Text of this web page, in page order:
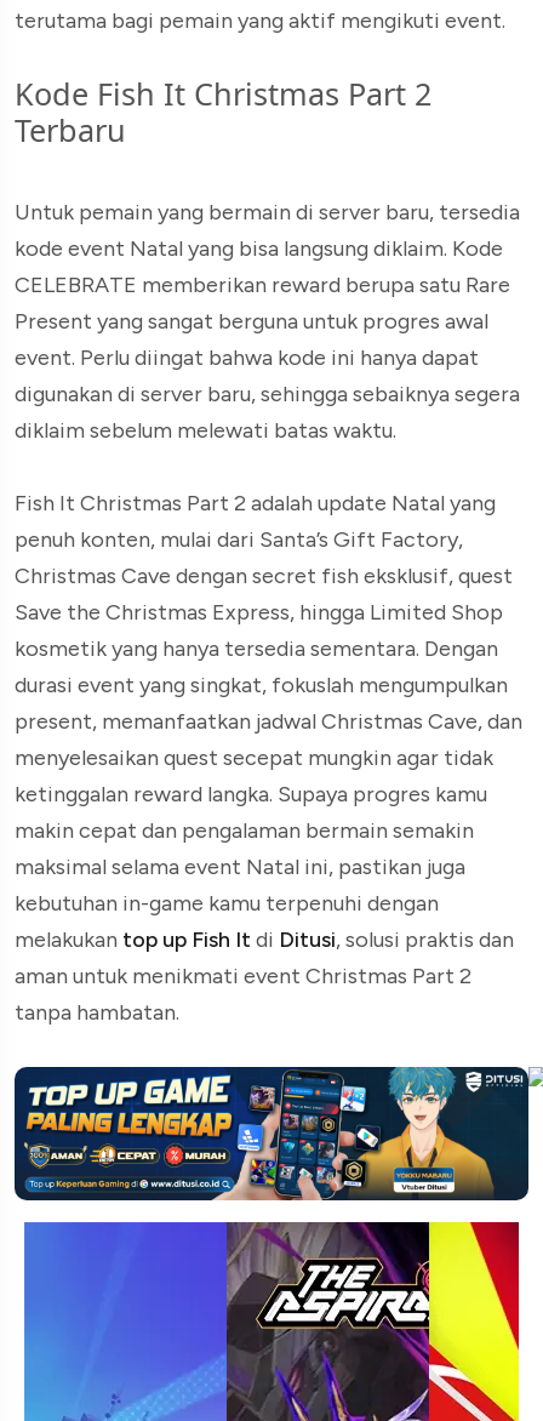
terutama bagi pemain yang aktif mengikuti event.
Kode Fish It Christmas Part 2
Terbaru
Untuk pemain yang bermain di server baru, tersedia
kode event Natal yang bisa langsung diklaim. Kode
CELEBRATE memberikan reward berupa satu Rare
Present yang sangat berguna untuk progres awal
event. Perlu diingat bahwa kode ini hanya dapat
digunakan di server baru, sehingga sebaiknya segera
diklaim sebelum melewati batas waktu.
Fish It Christmas Part 2 adalah update Natal yang
penuh konten, mulai dari Santa’s Gift Factory,
Christmas Cave dengan secret fish eksklusif, quest
Save the Christmas Express, hingga Limited Shop
kosmetik yang hanya tersedia sementara. Dengan
durasi event yang singkat, fokuslah mengumpulkan
present, memanfaatkan jadwal Christmas Cave, dan
menyelesaikan quest secepat mungkin agar tidak
ketinggalan reward langka. Supaya progres kamu
makin cepat dan pengalaman bermain semakin
maksimal selama event Natal ini, pastikan juga
kebutuhan in-game kamu terpenuhi dengan
melakukan top up Fish It di Ditusi, solusi praktis dan
aman untuk menikmati event Christmas Part 2
tanpa hambatan.